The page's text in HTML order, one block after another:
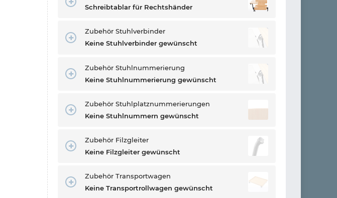
Schreibtablar für Rechtshänder
Zubehör Stuhlverbinder
Keine Stuhlverbinder gewünscht
Zubehör Stuhlnummerierung
Keine Stuhlnummerierung gewünscht
Zubehör Stuhlplatznummerierungen
Keine Stuhlnummern gewünscht
Zubehör Filzgleiter
Keine Filzgleiter gewünscht
Zubehör Transportwagen
Keine Transportrollwagen gewünscht